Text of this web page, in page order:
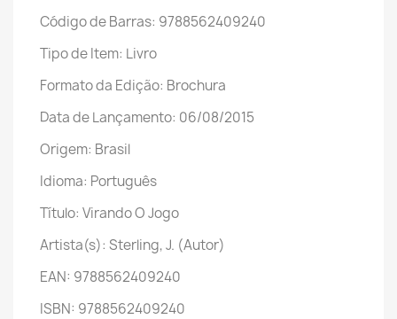
Código de Barras: 9788562409240
Tipo de Item: Livro
Formato da Edição: Brochura
Data de Lançamento: 06/08/2015
Origem: Brasil
Idioma: Português
Título: Virando O Jogo
Artista(s): Sterling, J. (Autor)
EAN: 9788562409240
ISBN: 9788562409240